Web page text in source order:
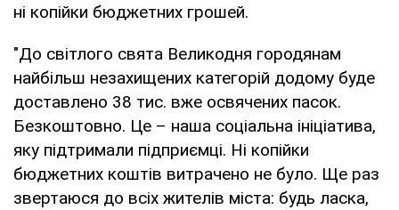
ні копійки бюджетних грошей.
"До світлого свята Великодня городянам
найбільш незахищених категорій додому буде
доставлено 38 тис. вже освячених пасок.
Безкоштовно. Це – наша соціальна ініціатива,
яку підтримали підприємці. Ні копійки
бюджетних коштів витрачено не було. Ще раз
звертаюся до всіх жителів міста: будь ласка,